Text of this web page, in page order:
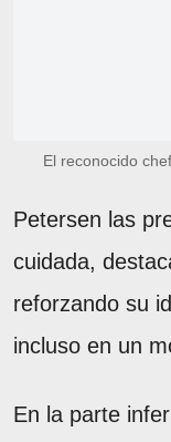
El reconocido
Petersen las
cuidada,
reforzando su
incluso en un
En la parte